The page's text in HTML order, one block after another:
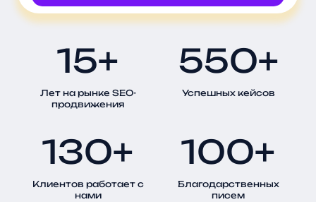
Свернуть
15+
Лет на рынке SEO-
продвижения
550+
Успешных кейсов
130+
Клиентов работает с
нами
100+
Благодарственных
писем